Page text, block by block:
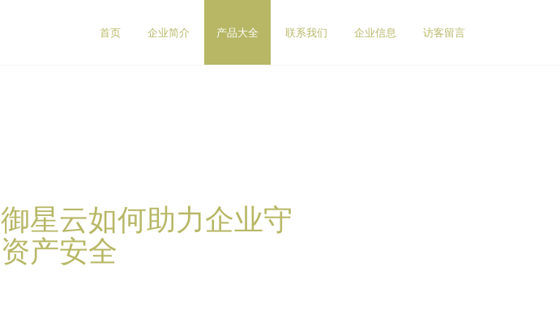
首页 企业简介 产品大全 联系我们 企业信息 访客留言
星云如何助力企业守
产安全